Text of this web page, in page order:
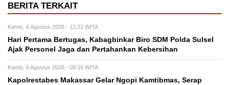
BERITA TERKAIT
Kamis, 6 Agustus 2026 - 12:31 WITA
Hari Pertama Bertugas, Kabagbinkar Biro SDM Polda Sulsel
Ajak Personel Jaga dan Pertahankan Kebersihan
Kamis, 6 Agustus 2026 - 08:16 WITA
Kapolrestabes Makassar Gelar Ngopi Kamtibmas, Serap